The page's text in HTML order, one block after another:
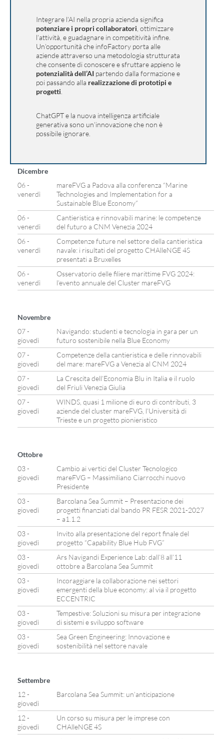
Integrare l’AI nella propria azienda significa
potenziare i propri collaboratori , ottimizzare
l’attività, e guadagnare in competitività infine.
Un’opportunità che infoFactory porta alle
aziende attraverso una metodologia strutturata
che consente di conoscere e sfruttare appieno le
potenzialità dell’AI partendo dalla formazione e
poi passando alla realizzazione di prototipi e
progetti
ChatGPT e la nuova intelligenza artificiale
generativa sono un’innovazione che non è
possibile ignorare.
Dicembre
06 -
venerdì
mareFVG a Padova alla conferenza “Marine
Technologies and Implementation for a
Sustainable Blue Economy”
06 -
venerdì
Cantieristica e rinnovabili marine: le competenze
del futuro a CNM Venezia 2024
06 -
venerdì
Competenze future nel settore della cantieristica
navale: i risultati del progetto CHAlleNGE 4S
presentati a Bruxelles
06 -
venerdì
Osservatorio delle filiere marittime FVG 2024:
l’evento annuale del Cluster mareFVG
Novembre
07 -
giovedì
Navigando: studenti e tecnologia in gara per un
futuro sostenibile nella Blue Economy
07 -
giovedì
Competenze della cantieristica e delle rinnovabili
del mare: mareFVG a Venezia al CNM 2024
07 -
giovedì
La Crescita dell’Economia Blu in Italia e il ruolo
del Friuli Venezia Giulia
07 -
giovedì
WINDS, quasi 1 milione di euro di contributi, 3
aziende del cluster mareFVG, l’Università di
Trieste e un progetto pionieristico
Ottobre
03 -
giovedì
Cambio ai vertici del Cluster Tecnologico
mareFVG – Massimiliano Ciarrocchi nuovo
Presidente
03 -
giovedì
Barcolana Sea Summit – Presentazione dei
progetti finanziati dal bando PR FESR 2021-2027
– a1.1.2
03 -
giovedì
Invito alla presentazione del report finale del
progetto “Capability Blue Hub FVG”
03 -
giovedì
Ars Navigandi Experience Lab: dall’8 all’11
ottobre a Barcolana Sea Summit
03 -
giovedì
Incoraggiare la collaborazione nei settori
emergenti della blue economy: al via il progetto
ECCENTRIC
03 -
giovedì
Tempestive: Soluzioni su misura per integrazione
di sistemi e sviluppo software
03 -
giovedì
Sea Green Engineering: Innovazione e
sostenibilità nel settore navale
Settembre
12 -
giovedì
Barcolana Sea Summit: un’anticipazione
12 -
giovedì
Un corso su misura per le imprese con
CHAlleNGE 4S